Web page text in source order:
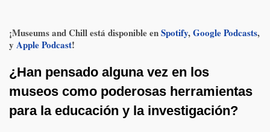
¡Museums and Chill está disponible enSpotify,Google Podcasts,
y Apple Podcast!
¿Han pensado alguna vez en los
museos como poderosas herramientas
para la educación y la investigación?